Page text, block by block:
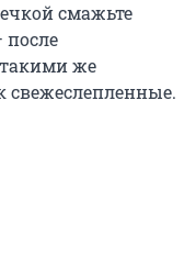
смажьте
же